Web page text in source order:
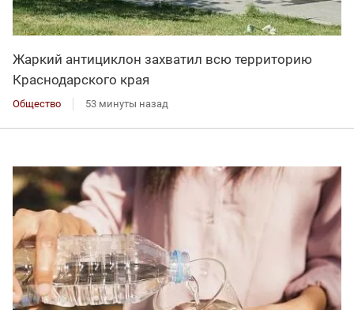
Жаркий антициклон захватил всю территорию
Краснодарского края
Общество 53 минуты назад